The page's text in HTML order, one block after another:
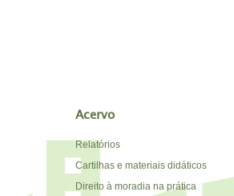
Acervo
Relatórios
Cartilhas e materiais didáticos
Direito à moradia na prática